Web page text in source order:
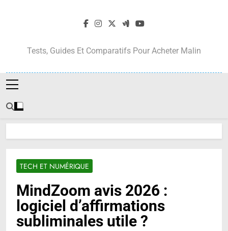
Tests, Guides Et Comparatifs Pour Acheter Malin
TECH ET NUMÉRIQUE
MindZoom avis 2026 :
logiciel d’affirmations
subliminales utile ?